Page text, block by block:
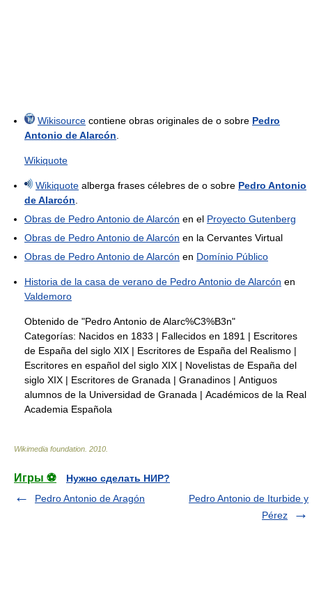
Wikisource contiene obras originales de o sobre Pedro
Antonio de Alarcón
Wikiquote
Wikiquote alberga frases célebres de o sobre Pedro Antonio
de Alarcón
Obras de Pedro Antonio de Alarcón en el Proyecto Gutenberg
Obras de Pedro Antonio de Alarcón en la Cervantes Virtual
Obras de Pedro Antonio de Alarcón en Domínio Público
Historia de la casa de verano de Pedro Antonio de Alarcón en
Valdemoro
Obtenido de "Pedro Antonio de Alarc%C3%B3n"
Categorías: Nacidos en 1833 | Fallecidos en 1891 | Escritores
de España del siglo XIX | Escritores de España del Realismo |
Escritores en español del siglo XIX | Novelistas de España del
siglo XIX | Escritores de Granada | Granadinos | Antiguos
alumnos de la Universidad de Granada | Académicos de la Real
Academia Española
Wikimedia foundation 2010
Игры ⚽
Нужно сделать НИР?
Pedro Antonio de Aragón
Pedro Antonio de Iturbide y
Pérez